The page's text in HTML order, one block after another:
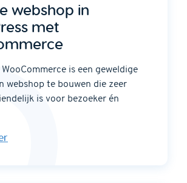
webshop in
met
WooCommerce is een geweldige
webshop te bouwen die zeer
is voor bezoeker én